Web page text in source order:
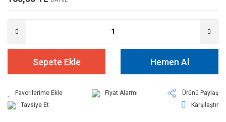
Sepete Ekle Hemen Al
Fiyat Alarmı
Ürünü Paylaş
Tavsiye Et
Karşılaştır